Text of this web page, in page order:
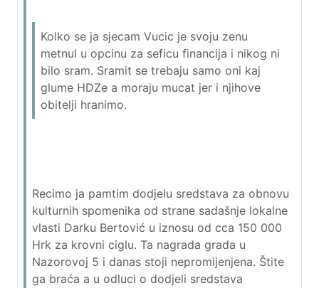
Kolko se ja sjecam Vucic je svoju zenu
metnul u opcinu za seficu financija i nikog ni
bilo sram. Sramit se trebaju samo oni kaj
glume HDZe a moraju mucat jer i njihove
obitelji hranimo.
Recimo ja pamtim dodjelu sredstava za obnovu
kulturnih spomenika od strane sadašnje lokalne
vlasti Darku Bertović u iznosu od cca 150 000
Hrk za krovni ciglu. Ta nagrada grada u
Nazorovoj 5 i danas stoji nepromijenjena. Štite
ga braća a u odluci o dodjeli sredstava